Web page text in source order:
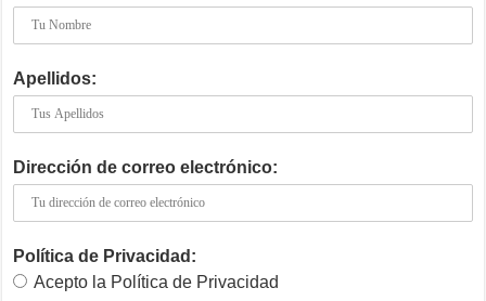
Apellidos:
Dirección de correo electrónico:
Política de Privacidad:
Acepto la Política de Privacidad